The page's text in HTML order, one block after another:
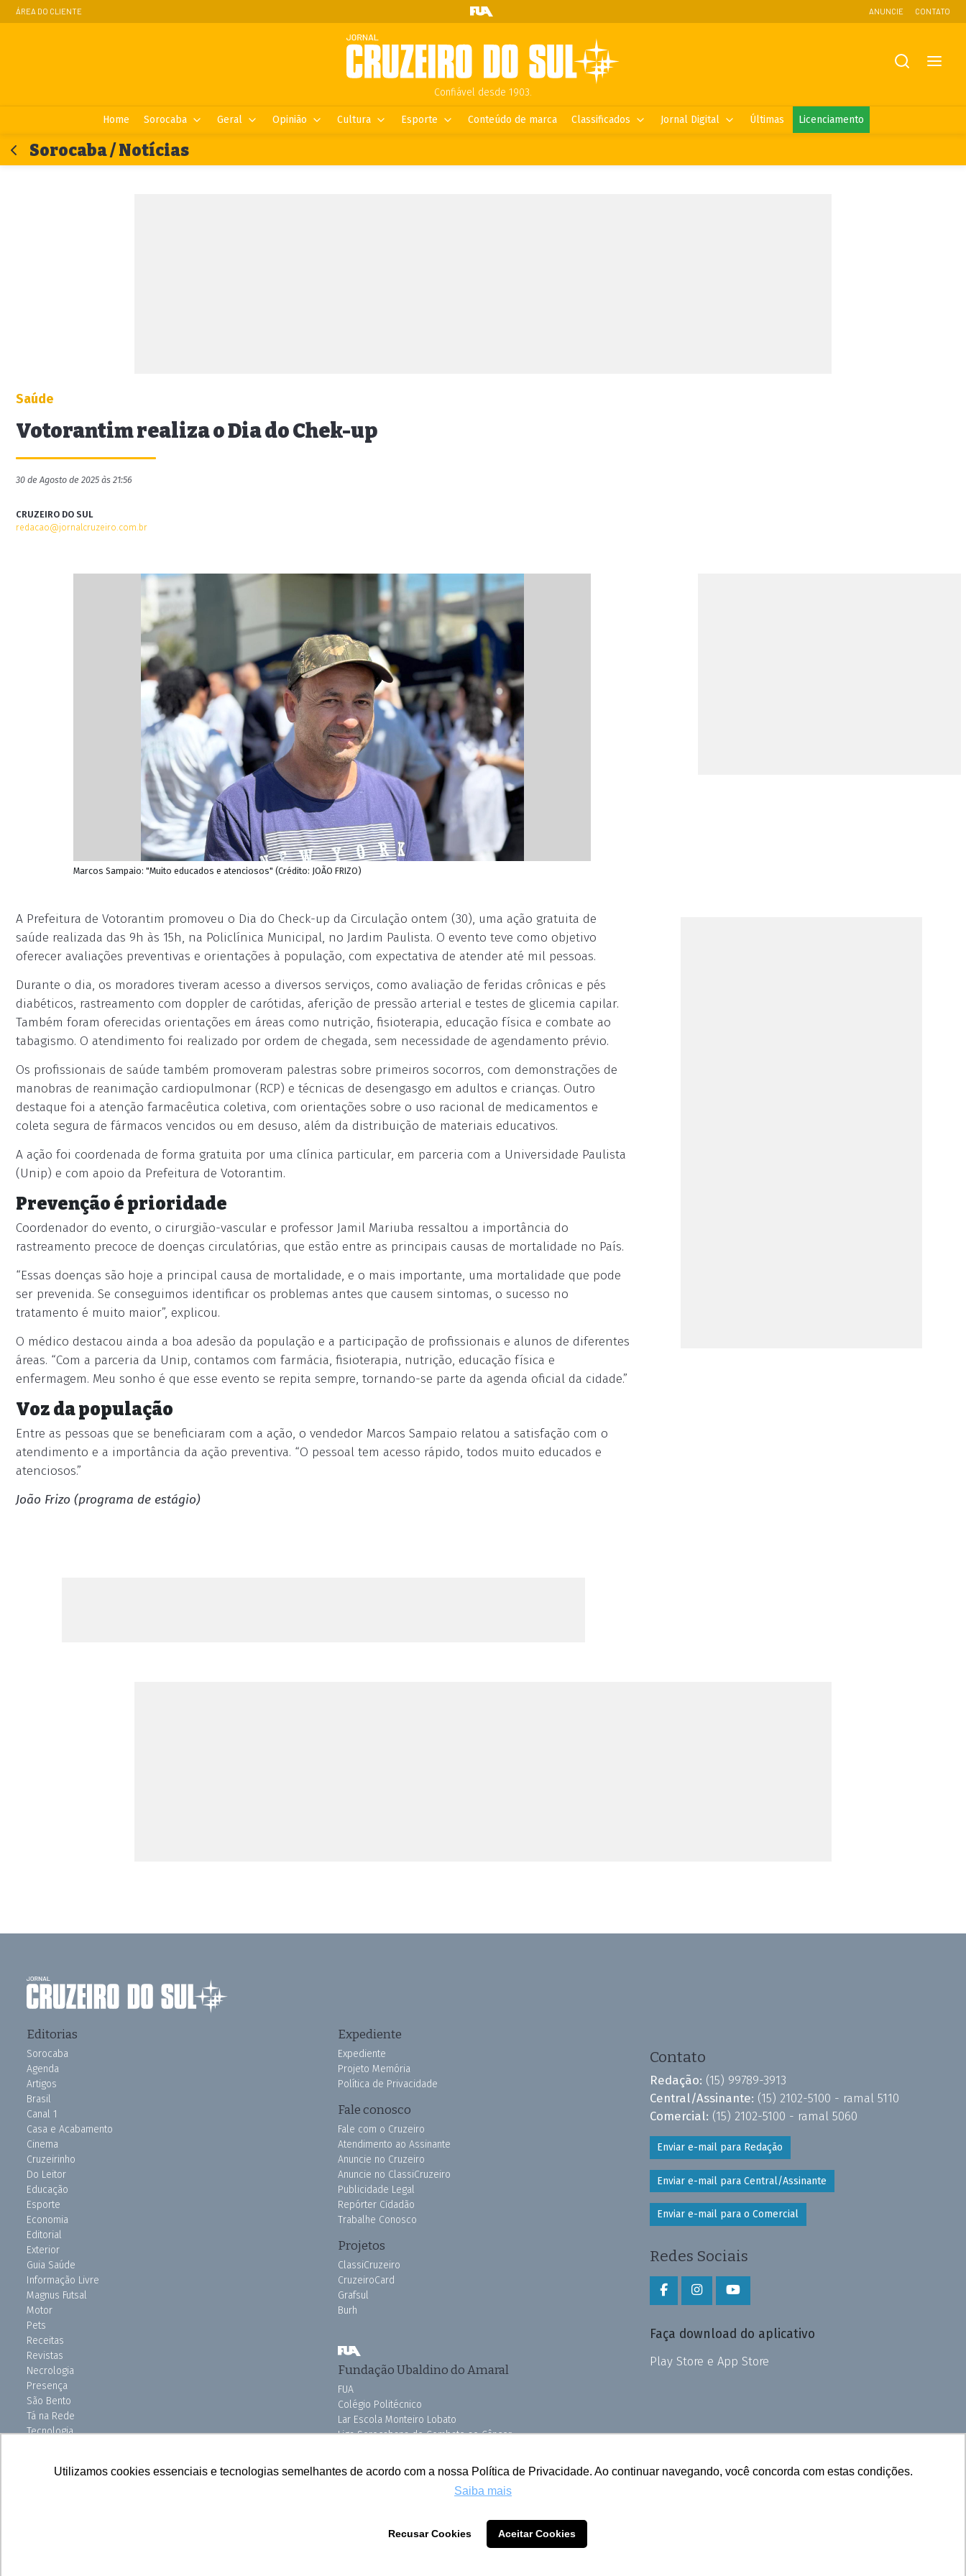
Utilizamos cookies essenciais e tecnologias semelhantes de acordo com a nossa Política de Privacidade. Ao continuar navegando, você concorda com estas condições.
Saiba mais
Recusar Cookies Aceitar Cookies
ÁREA DO CLIENTE ANUNCIE CONTATO
Confiável desde 1903.
Home Sorocaba Geral Opinião Cultura Esporte Conteúdo de marca Classificados Jornal Digital Últimas Licenciamento
Sorocaba / Notícias
Saúde
Votorantim realiza o Dia do Chek-up
30 de Agosto de 2025 às 21:56
CRUZEIRO DO SUL
redacao@jornalcruzeiro.com.br
Marcos Sampaio: "Muito educados e atenciosos" (Crédito: JOÃO FRIZO)
A Prefeitura de Votorantim promoveu o Dia do Check-up da Circulação ontem (30), uma ação gratuita de
saúde realizada das 9h às 15h, na Policlínica Municipal, no Jardim Paulista. O evento teve como objetivo
oferecer avaliações preventivas e orientações à população, com expectativa de atender até mil pessoas.
Durante o dia, os moradores tiveram acesso a diversos serviços, como avaliação de feridas crônicas e pés
diabéticos, rastreamento com doppler de carótidas, aferição de pressão arterial e testes de glicemia capilar.
Também foram oferecidas orientações em áreas como nutrição, fisioterapia, educação física e combate ao
tabagismo. O atendimento foi realizado por ordem de chegada, sem necessidade de agendamento prévio.
Os profissionais de saúde também promoveram palestras sobre primeiros socorros, com demonstrações de
manobras de reanimação cardiopulmonar (RCP) e técnicas de desengasgo em adultos e crianças. Outro
destaque foi a atenção farmacêutica coletiva, com orientações sobre o uso racional de medicamentos e
coleta segura de fármacos vencidos ou em desuso, além da distribuição de materiais educativos.
A ação foi coordenada de forma gratuita por uma clínica particular, em parceria com a Universidade Paulista
(Unip) e com apoio da Prefeitura de Votorantim.
Prevenção é prioridade
Coordenador do evento, o cirurgião-vascular e professor Jamil Mariuba ressaltou a importância do
rastreamento precoce de doenças circulatórias, que estão entre as principais causas de mortalidade no País.
“Essas doenças são hoje a principal causa de mortalidade, e o mais importante, uma mortalidade que pode
ser prevenida. Se conseguimos identificar os problemas antes que causem sintomas, o sucesso no
tratamento é muito maior”, explicou.
O médico destacou ainda a boa adesão da população e a participação de profissionais e alunos de diferentes
áreas. “Com a parceria da Unip, contamos com farmácia, fisioterapia, nutrição, educação física e
enfermagem. Meu sonho é que esse evento se repita sempre, tornando-se parte da agenda oficial da cidade.”
Voz da população
Entre as pessoas que se beneficiaram com a ação, o vendedor Marcos Sampaio relatou a satisfação com o
atendimento e a importância da ação preventiva. “O pessoal tem acesso rápido, todos muito educados e
atenciosos.”
João Frizo (programa de estágio)
Editorias
Sorocaba
Agenda
Artigos
Brasil
Canal 1
Casa e Acabamento
Cinema
Cruzeirinho
Do Leitor
Educação
Esporte
Economia
Editorial
Exterior
Guia Saúde
Informação Livre
Magnus Futsal
Motor
Pets
Receitas
Revistas
Necrologia
Presença
São Bento
Tá na Rede
Tecnologia
Expediente
Expediente
Projeto Memória
Política de Privacidade
Fale conosco
Fale com o Cruzeiro
Atendimento ao Assinante
Anuncie no Cruzeiro
Anuncie no ClassiCruzeiro
Publicidade Legal
Repórter Cidadão
Trabalhe Conosco
Projetos
ClassiCruzeiro
CruzeiroCard
Grafsul
Burh
Fundação Ubaldino do Amaral
FUA
Colégio Politécnico
Lar Escola Monteiro Lobato
Liga Sorocabana de Combate ao Câncer
Pink do Bem OSSEL
Contato
Redação: (15) 99789-3913
Central/Assinante: (15) 2102-5100 - ramal 5110
Comercial: (15) 2102-5100 - ramal 5060
Enviar e-mail para Redação
Enviar e-mail para Central/Assinante
Enviar e-mail para o Comercial
Redes Sociais
Faça download do aplicativo
Play Store e App Store
Todos os direitos reservados © 2025 Cruzeiro do Sul